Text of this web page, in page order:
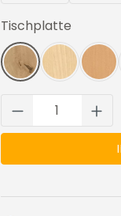
Tischplatte
WildeicheAhorn
Produkt